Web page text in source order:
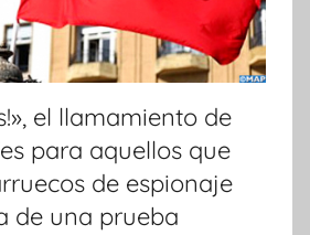
el llamamiento de
para aquellos que
de espionaje
de una prueba